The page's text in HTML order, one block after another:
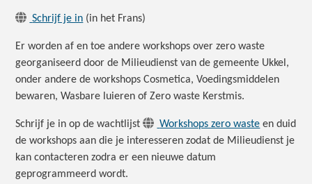
Schrijf je in (in het Frans)
Er worden af en toe andere workshops over zero waste
georganiseerd door de Milieudienst van de gemeente Ukkel,
onder andere de workshops Cosmetica, Voedingsmiddelen
bewaren, Wasbare luieren of Zero waste Kerstmis.
Schrijf je in op de wachtlijst Workshops zero waste en duid
de workshops aan die je interesseren zodat de Milieudienst je
kan contacteren zodra er een nieuwe datum
geprogrammeerd wordt.